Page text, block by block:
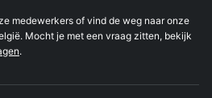
medewerkers of vind de weg naar onze
Mocht je met een vraag zitten, bekijk
.